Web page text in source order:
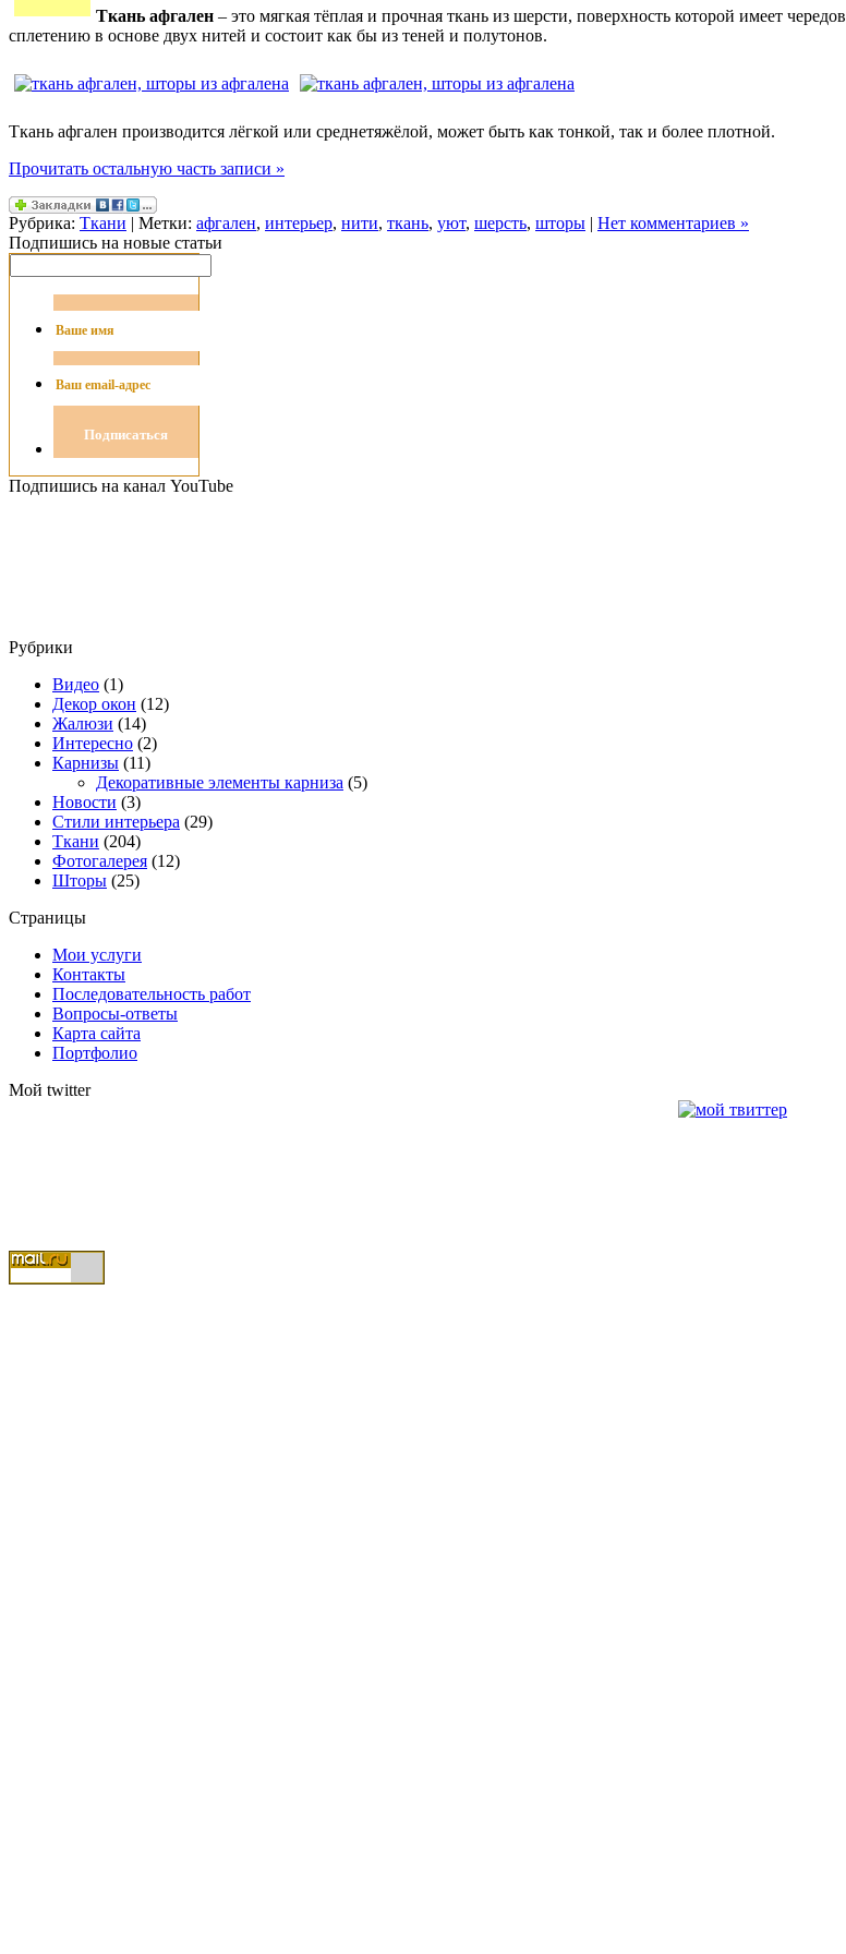
Ткань афгален – это мягкая тёплая и прочная ткань из шерсти, поверхность которой имеет
сплетению в основе двух нитей и состоит как бы из теней и полутонов.
Ткань афгален производится лёгкой или среднетяжёлой, может быть как тонкой, так и более плотной.
Прочитать остальную часть записи »
Рубрика: Ткани | Метки: афгален, интерьер, нити, ткань, уют, шерсть, шторы | Нет комментариев »
Подпишись на новые статьи
Подпишись на канал YouTube
Рубрики
Видео (1)
Декор окон (12)
Жалюзи (14)
Интересно (2)
Карнизы (11)
Декоративные элементы карниза (5)
Новости (3)
Стили интерьера (29)
Ткани (204)
Фотогалерея (12)
Шторы (25)
Страницы
Мои услуги
Контакты
Последовательность работ
Вопросы-ответы
Карта сайта
Портфолио
Мой twitter